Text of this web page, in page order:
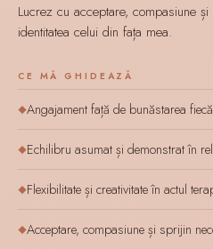
Lucrez cu acceptare, compasiune
identitatea celui din fața mea.
CE MĂ GHIDEAZĂ
◆Angajament față de bunăstarea
◆Echilibru asumat și demonstrat în
◆Flexibilitate și creativitate în actul
◆Acceptare, compasiune și sprijin